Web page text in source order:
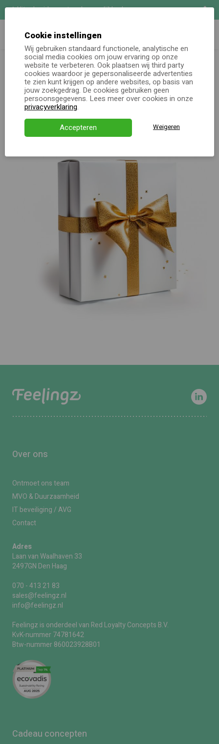
Uitgebreide maatwerk mogelijkheden
Online keuzecadeau
Kerstpakketten
Alle momenten
Verjaardagsservice
Direct bestellen
Zoeken
Oh jee, er lijkt iets niet helemaal goed te gaan.
De pagina die je zocht lijkt helaas niet (meer) te bestaan. Ga
terug naar de homepagina of neem contact met ons op. We
staan voor je klaar!
Over ons
Ontmoet ons team
MVO & Duurzaamheid
IT beveiliging / AVG
Contact
Adres
Laan van Waalhaven 33
2497GN Den Haag
070 - 413 21 83
sales@feelingz.nl
info@feelingz.nl
Feelingz is onderdeel van Red Loyalty Concepts B.V.
KvK-nummer 74781642
Btw-nummer 860023928B01
Cadeau concepten
Cookie instellingen
Wij gebruiken standaard functionele, analytische en
social media cookies om jouw ervaring op onze
website te verbeteren. Ook plaatsen wij third party
cookies waardoor je gepersonaliseerde advertenties
te zien kunt krijgen op andere websites, op basis van
jouw zoekgedrag. De cookies gebruiken geen
persoonsgegevens. Lees meer over cookies in onze
privacyverklaring.
Accepteren
Weigeren